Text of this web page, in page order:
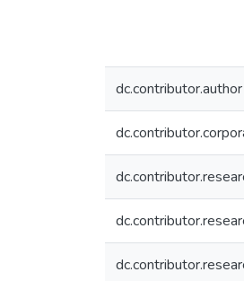
dc.contributor.author